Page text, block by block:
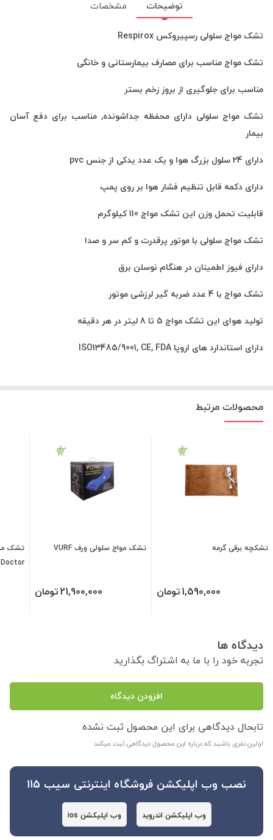
توضیحات
مشخصات
تشک مواج سلولی رسپیروکس Respirox
تشک مواج مناسب برای مصارف بیمارستانی و خانگی
مناسب برای جلوگیری از بروز زخم بستر
تشک مواج سلولی دارای محفظه جداشونده, مناسب برای دفع آسان
بیمار
دارای 24 سلول بزرگ هوا و یک عدد یدکی از جنس pvc
دارای دکمه قابل تنظیم فشار هوا بر روی پمپ
قابلیت تحمل وزن این تشک مواج 110 کیلوگرم
تشک مواج سلولی با موتور پرقدرت و کم سر و صدا
دارای فیوز اطمینان در هنگام نوسلن برق
تشک مواج با 4 عدد ضربه گیر لرزشی موتور
تولید هوای این تشک مواج 5 تا 8 لیتر در هر دقیقه
دارای استاندارد های اروپا ISO13485/9001, CE, FDA
محصولات مرتبط
تشکچه برقی گرمه
1,590,000تومان
تشک مواج سلولی ورف VURF
21,900,000تومان
Doctor
دیدگاه ها
تجربه خود را با ما به اشتراگ بگذارید
افزودن دیدگاه
تابحال دیدگاهی برای این محصول ثبت نشده
اولین نفری باشید که درباره این محصول دیدگاهی ثبت میکند
نصب وب اپلیکشن فروشگاه اینترنتی سیب 115
وب اپلیکشن اندروید وب اپلیکشن ios